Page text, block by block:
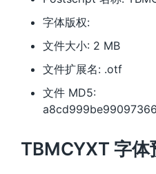
字体版权:
文件大小: 2 MB
文件扩展名: .otf
文件 MD5:
TBMCYXT 字体